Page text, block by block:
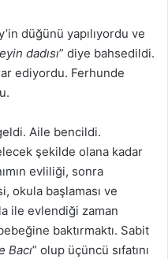
düğünü yapılıyordu ve
dadısı” diye bahsedildi.
ediyordu. Ferhunde
Aile bencildi.
şekilde olana kadar
evliliği, sonra
okula başlaması ve
ile evlendiği zaman
baktırmaktı. Sabit
Bacı” olup üçüncü sıfatını